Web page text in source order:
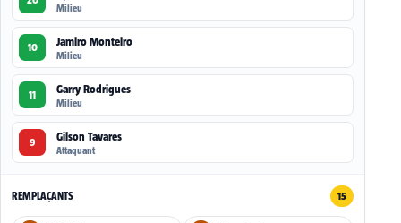
Milieu
10 Jamiro Monteiro
Milieu
11 Garry Rodrigues
Milieu
9 Gilson Tavares
Attaquant
REMPLAÇANTS 15